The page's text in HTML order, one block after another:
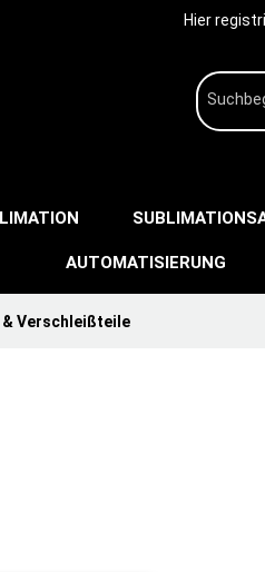
Hier
AUTOMATISIERUNG
& Verschleißteile